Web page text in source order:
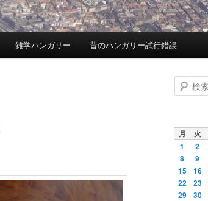
雑学ハンガリー 昔のハンガリー試行錯誤
検
索
月 火
1 2
8
9
15
16
22
23
29
30